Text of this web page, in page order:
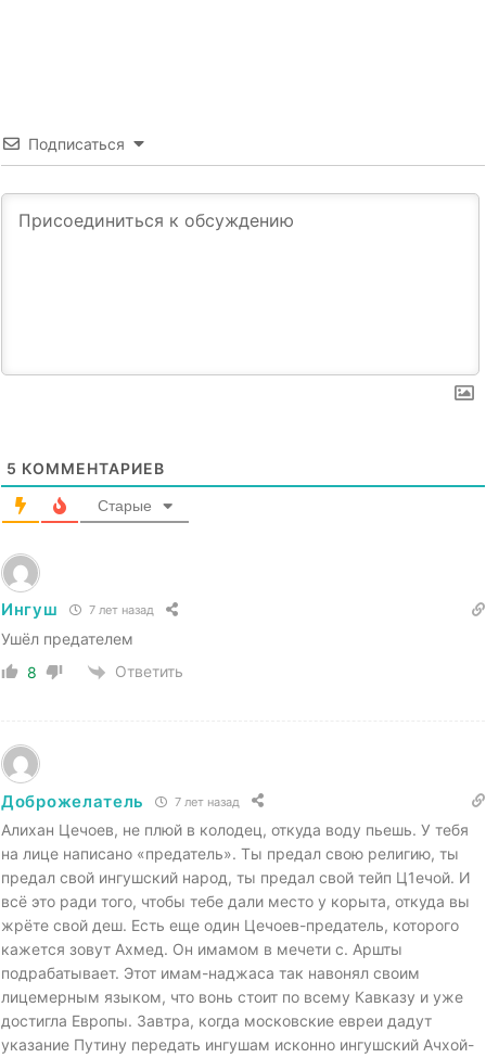
Подписаться
5 КОММЕНТАРИЕВ
Старые
Ингуш 7 лет назад
Ушёл предателем
8
Ответить
Доброжелатель 7 лет назад
Алихан Цечоев, не плюй в колодец, откуда воду пьешь. У тебя
на лице написано «предатель». Ты предал свою религию, ты
предал свой ингушский народ, ты предал свой тейп Ц1ечой. И
всё это ради того, чтобы тебе дали место у корыта, откуда вы
жрёте свой деш. Есть еще один Цечоев-предатель, которого
кажется зовут Ахмед. Он имамом в мечети с. Аршты
подрабатывает. Этот имам-наджаса так навонял своим
лицемерным языком, что вонь стоит по всему Кавказу и уже
достигла Европы. Завтра, когда московские евреи дадут
указание Путину передать ингушам исконно ингушский Ачхой-